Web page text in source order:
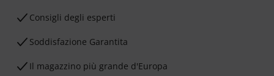
Consigli degli esperti
Soddisfazione Garantita
Il magazzino più grande d'Europa